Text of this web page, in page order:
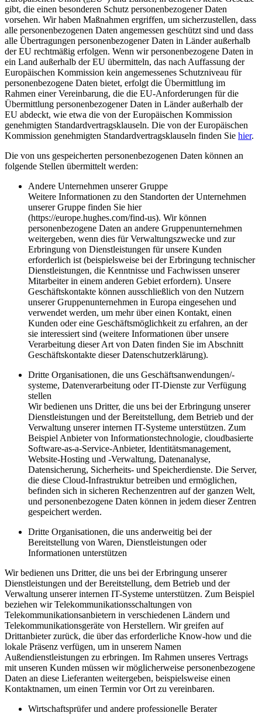
gibt, die einen besonderen Schutz personenbezogener Daten
vorsehen. Wir haben Maßnahmen ergriffen, um sicherzustellen, dass
alle personenbezogenen Daten angemessen geschützt sind und dass
alle Übertragungen personenbezogener Daten in Länder außerhalb
der EU rechtmäßig erfolgen. Wenn wir personenbezogene Daten in
ein Land außerhalb der EU übermitteln, das nach Auffassung der
Europäischen Kommission kein angemessenes Schutzniveau für
personenbezogene Daten bietet, erfolgt die Übermittlung im
Rahmen einer Vereinbarung, die die EU-Anforderungen für die
Übermittlung personenbezogener Daten in Länder außerhalb der
EU abdeckt, wie etwa die von der Europäischen Kommission
genehmigten Standardvertragsklauseln. Die von der Europäischen
Kommission genehmigten Standardvertragsklauseln finden Sie hier.
Die von uns gespeicherten personenbezogenen Daten können an
folgende Stellen übermittelt werden:
Andere Unternehmen unserer Gruppe
Weitere Informationen zu den Standorten der Unternehmen
unserer Gruppe finden Sie hier
(https://europe.hughes.com/find-us). Wir können
personenbezogene Daten an andere Gruppenunternehmen
weitergeben, wenn dies für Verwaltungszwecke und zur
Erbringung von Dienstleistungen für unsere Kunden
erforderlich ist (beispielsweise bei der Erbringung technischer
Dienstleistungen, die Kenntnisse und Fachwissen unserer
Mitarbeiter in einem anderen Gebiet erfordern). Unsere
Geschäftskontakte können ausschließlich von den Nutzern
unserer Gruppenunternehmen in Europa eingesehen und
verwendet werden, um mehr über einen Kontakt, einen
Kunden oder eine Geschäftsmöglichkeit zu erfahren, an der
sie interessiert sind (weitere Informationen über unsere
Verarbeitung dieser Art von Daten finden Sie im Abschnitt
Geschäftskontakte dieser Datenschutzerklärung).
Dritte Organisationen, die uns Geschäftsanwendungen/-
systeme, Datenverarbeitung oder IT-Dienste zur Verfügung
stellen
Wir bedienen uns Dritter, die uns bei der Erbringung unserer
Dienstleistungen und der Bereitstellung, dem Betrieb und der
Verwaltung unserer internen IT-Systeme unterstützen. Zum
Beispiel Anbieter von Informationstechnologie, cloudbasierte
Software-as-a-Service-Anbieter, Identitätsmanagement,
Website-Hosting und -Verwaltung, Datenanalyse,
Datensicherung, Sicherheits- und Speicherdienste. Die Server,
die diese Cloud-Infrastruktur betreiben und ermöglichen,
befinden sich in sicheren Rechenzentren auf der ganzen Welt,
und personenbezogene Daten können in jedem dieser Zentren
gespeichert werden.
Dritte Organisationen, die uns anderweitig bei der
Bereitstellung von Waren, Dienstleistungen oder
Informationen unterstützen
Wir bedienen uns Dritter, die uns bei der Erbringung unserer
Dienstleistungen und der Bereitstellung, dem Betrieb und der
Verwaltung unserer internen IT-Systeme unterstützen. Zum Beispiel
beziehen wir Telekommunikationsschaltungen von
Telekommunikationsanbietern in verschiedenen Ländern und
Telekommunikationsgeräte von Herstellern. Wir greifen auf
Drittanbieter zurück, die über das erforderliche Know-how und die
lokale Präsenz verfügen, um in unserem Namen
Außendienstleistungen zu erbringen. Im Rahmen unseres Vertrags
mit unseren Kunden müssen wir möglicherweise personenbezogene
Daten an diese Lieferanten weitergeben, beispielsweise einen
Kontaktnamen, um einen Termin vor Ort zu vereinbaren.
Wirtschaftsprüfer und andere professionelle Berater